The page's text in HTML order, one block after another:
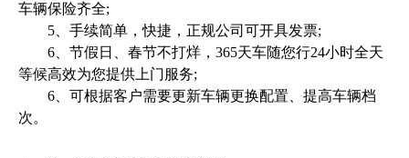
车辆保险齐全;
5、手续简单，快捷，正规公司可开具发票;
6、节假日、春节不打烊，365天车随您行24小时全天
等候高效为您提供上门服务;
6、可根据客户需要更新车辆更换配置、提高车辆档
次。